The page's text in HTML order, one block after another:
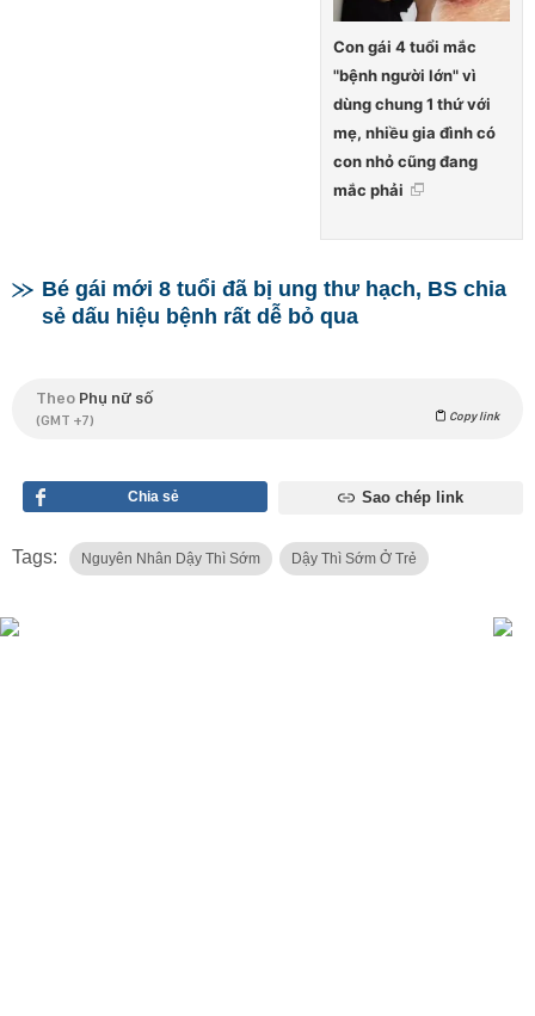
Con gái 4 tuổi mắc
"bệnh người lớn" vì
dùng chung 1 thứ với
mẹ, nhiều gia đình có
con nhỏ cũng đang
mắc phải
Bé gái mới 8 tuổi đã bị ung thư hạch, BS chia
sẻ dấu hiệu bệnh rất dễ bỏ qua
Theo Phụ nữ số
(GMT +7) Copy link
Chia sẻ Sao chép link
Tags: Nguyên Nhân Dậy Thì Sớm Dậy Thì Sớm Ở Trẻ